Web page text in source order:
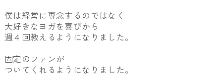
僕は経営に専念するのではなく
大好きなヨガを喜びから
週４回教えるようになりました。
固定のファンが
ついてくれるようになりました。